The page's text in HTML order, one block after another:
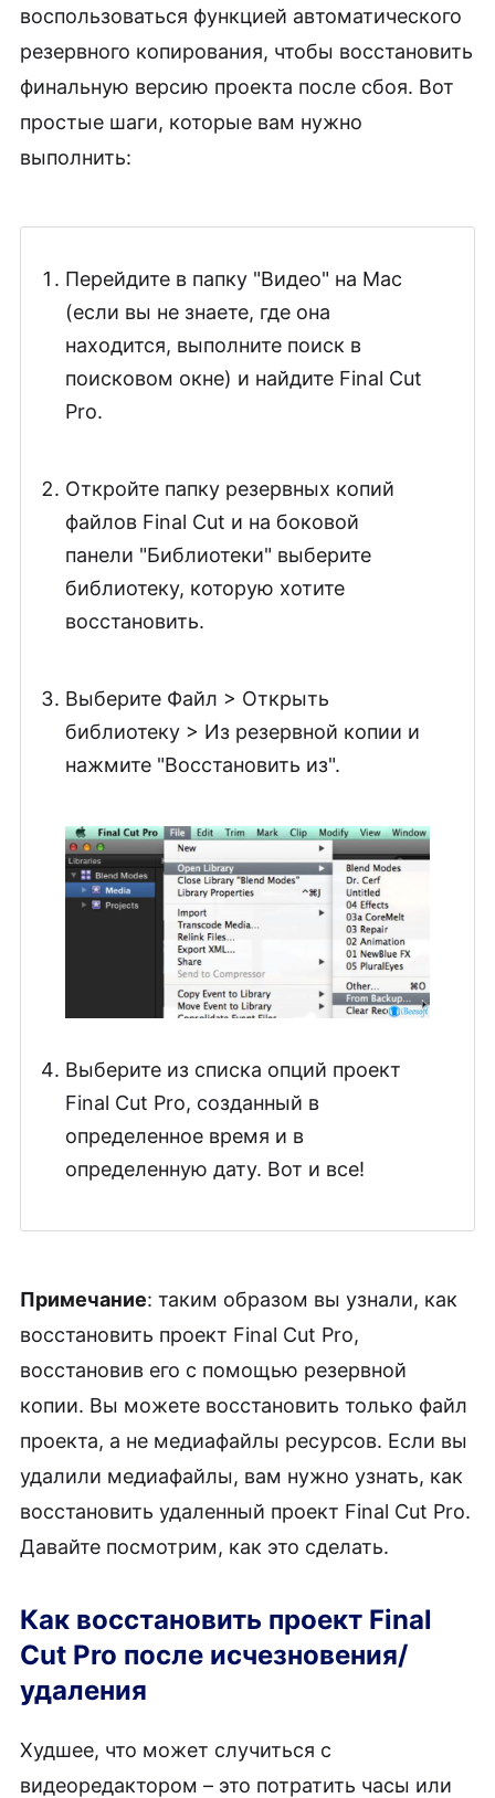
воспользоваться функцией автоматического
резервного копирования, чтобы восстановить
финальную версию проекта после сбоя. Вот
простые шаги, которые вам нужно
выполнить:
Перейдите в папку "Видео" на Mac
(если вы не знаете, где она
находится, выполните поиск в
поисковом окне) и найдите Final Cut
Pro.
Откройте папку резервных копий
файлов Final Cut и на боковой
панели "Библиотеки" выберите
библиотеку, которую хотите
восстановить.
Выберите Файл > Открыть
библиотеку > Из резервной копии и
нажмите "Восстановить из".
Выберите из списка опций проект
Final Cut Pro, созданный в
определенное время и в
определенную дату. Вот и все!
Примечание: таким образом вы узнали, как
восстановить проект Final Cut Pro,
восстановив его с помощью резервной
копии. Вы можете восстановить только файл
проекта, а не медиафайлы ресурсов. Если вы
удалили медиафайлы, вам нужно узнать, как
восстановить удаленный проект Final Cut Pro.
Давайте посмотрим, как это сделать.
Как восстановить проект Final
Cut Pro после исчезновения/
удаления
Худшее, что может случиться с
видеоредактором – это потратить часы или